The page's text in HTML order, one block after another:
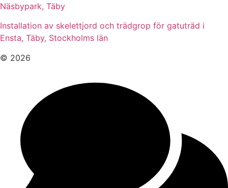
Näsbypark, Täby
Installation av skelettjord och trädgrop för gatuträd i
Ensta, Täby, Stockholms län
© 2026